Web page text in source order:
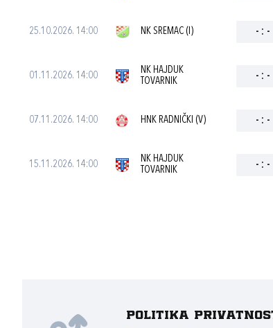
25.10.2026. 14:00 NK SREMAC (I) - : -
01.11.2026. 14:00
NK HAJDUK
TOVARNIK
- : -
07.11.2026. 14:00 HNK RADNIČKI (V) - : -
15.11.2026. 14:00
NK HAJDUK
TOVARNIK
- : -
Politika